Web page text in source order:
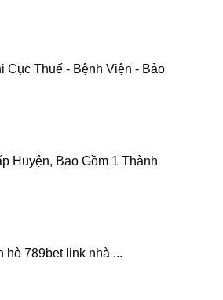
Cục Thuế - Bệnh Viện - Bảo
Huyện, Bao Gồm 1 Thành
hò 789bet link nhà ...